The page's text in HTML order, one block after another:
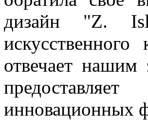
дизайн "Z.
отвечает
инновационных